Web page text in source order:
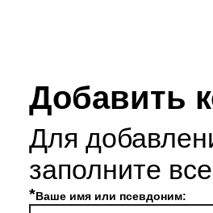
Добавить
Для
заполните
*Ваше имя или псевдоним: